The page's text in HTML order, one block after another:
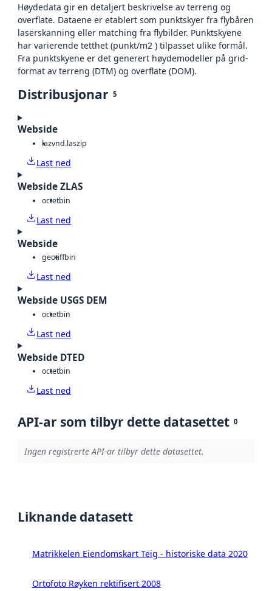
Høydedata gir en detaljert beskrivelse av terreng og
overflate. Dataene er etablert som punktskyer fra flybåren
laserskanning eller matching fra flybilder. Punktskyene
har varierende tetthet (punkt/m2 ) tilpasset ulike formål.
Fra punktskyene er det generert høydemodeller på grid-
format av terreng (DTM) og overflate (DOM).
Distribusjonar 5
Webside
lazvnd.laszip
Last ned
Webside ZLAS
octetbin
Last ned
Webside
geotiffbin
Last ned
Webside USGS DEM
octetbin
Last ned
Webside DTED
octetbin
Last ned
API-ar som tilbyr dette datasettet 0
Ingen registrerte API-ar tilbyr dette datasettet.
Liknande datasett
Matrikkelen Eiendomskart Teig - historiske data 2020
Ortofoto Røyken rektifisert 2008